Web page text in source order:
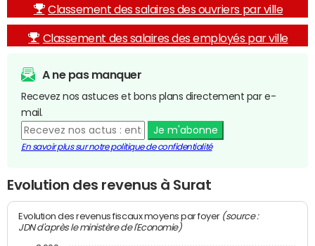
Classement des salaires des ouvriers par ville
Classement des salaires des employés par ville
A ne pas manquer
Recevez nos astuces et bons plans directement par e-
mail.
Je m'abonne
En savoir plus sur notre politique de confidentialité
Evolution des revenus à Surat
Evolution des revenus fiscaux moyens par foyer (source :
JDN d'après le ministère de l'Economie)